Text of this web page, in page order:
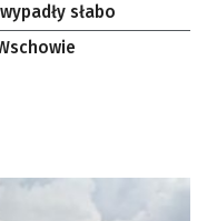
słabo